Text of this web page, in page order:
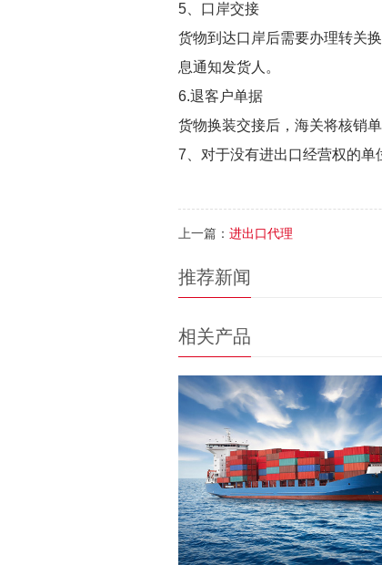
5、口岸交接
货物到达口岸后需要办理转关
息通知发货人。
6.退客户单据
货物换装交接后，海关将核销
7、对于没有进出口经营权的单
上一篇： 进出口代理
推荐新闻
相关产品